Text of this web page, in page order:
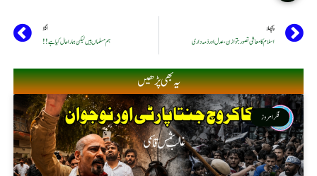
پچھلا
اسلام کا معاشی تصور: توازن، عدل اور ذمہ داری
اگلا
ہم مسلماں ہیں لیکن ہمارا حال کیا ہے!!
یہ بھی پڑھیں
فکر امروز